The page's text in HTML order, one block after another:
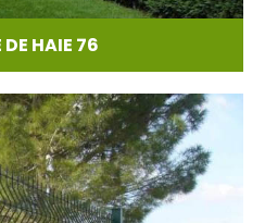
DE HAIE 76